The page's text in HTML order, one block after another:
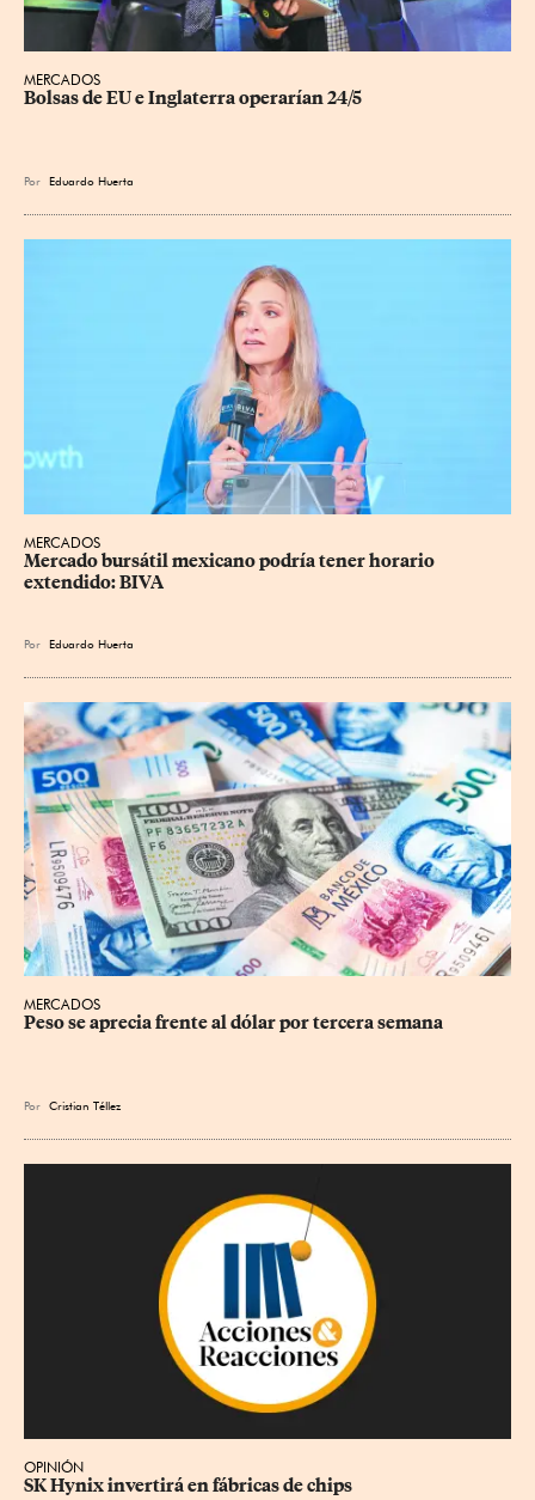
MERCADOS
Bolsas de EU e Inglaterra operarían 24/5
Por Eduardo Huerta
MERCADOS
Mercado bursátil mexicano podría tener horario
extendido: BIVA
Por Eduardo Huerta
MERCADOS
Peso se aprecia frente al dólar por tercera semana
Por Cristian Téllez
OPINIÓN
SK Hynix invertirá en fábricas de chips